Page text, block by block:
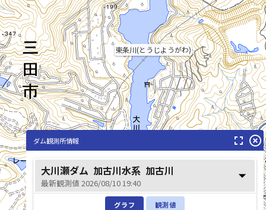
東条川(とうじようがわ)
ダム観測所情報 fullscreen highlight_off
大川瀬ダム 加古川水系 加古川
最新観測値 2026/08/10 19:40 arrow_drop_down
グラフ 観測値